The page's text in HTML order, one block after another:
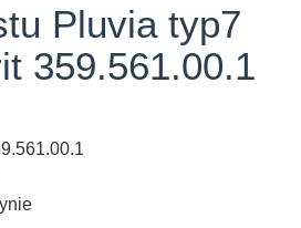
Pluvia typ7
359.561.00.1